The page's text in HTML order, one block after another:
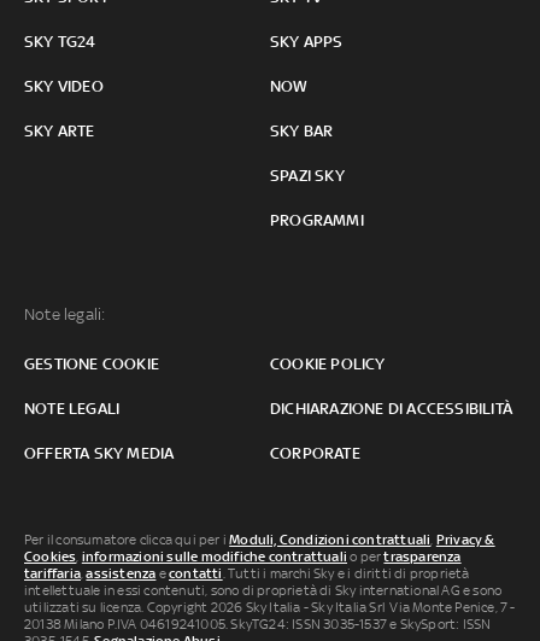
SKY TG24
SKY VIDEO
SKY ARTE
SKY APPS
NOW
SKY BAR
SPAZI SKY
PROGRAMMI
Note legali:
GESTIONE COOKIE COOKIE POLICY
NOTE LEGALI DICHIARAZIONE DI ACCESSIBILITÀ
OFFERTA SKY MEDIA CORPORATE
Per il consumatore clicca qui per iModuli, Condizioni contrattuali Privacy &
Cookies informazioni sulle modifiche contrattuali o pertrasparenza
tariffaria ,assistenza econtatti . Tutti i marchi Sky e i diritti di proprietà
intellettuale in essi contenuti, sono di proprietà di Sky international AG e sono
utilizzati su licenza. Copyright 2026 Sky Italia - Sky Italia Srl Via Monte Penice, 7 -
20138 Milano P.IVA 04619241005. SkyTG24: ISSN 3035-1537 e SkySport: ISSN